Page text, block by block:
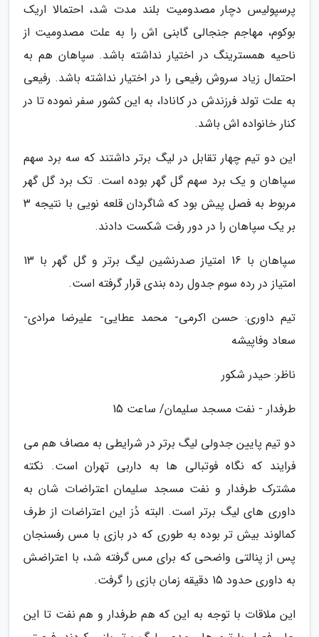
پرسپولیس دچار مصدومیت بلند مدت شد، احتمالا اریک
بوکوم، مهاجم جنجالی گابنی اش را به علت مصدومیت از
ناحیه همسترینگ در اختیار نداشته باشد. سپاهان هم به
احتمال زیاد سروش رفیعی را در اختیار نداشته باشد. رفیعی
به علت تولد فرزندش در کانادا، به این کشور سفر نموده تا در
کنار خانواده اش باشد.
این دو تیم چهار تقابل در لیگ برتر داشتند که سه برد سهم
سپاهان و یک برد سهم گل گهر بوده است. تک برد گل گهر
مربوط به فصل پیش بود که شاگردان قلعه نویی با نتیجه 3
بر یک سپاهان را در دور رفت شکست دادند.
سپاهان با 16 امتیاز صدرنشین لیگ برتر و گل گهر با 13
امتیاز در رده سوم جدول رده بندی قرار گرفته است.
تیم داوری: حسن اکرمی- محمد عطایی- علیرضا مرادی-
سعاد وفاپیشه
ناظر: حیدر شکور
طرفدار - نفت مسجد سلیمان/ ساعت 15
دو تیم پایین جدولی لیگ برتر در شرایطی به مصاف هم می
فرایند که نگاه فوتبالی ها به داربی تهران است. نکته
مشترک طرفدار و نفت مسجد سلیمان اعتراضات شان به
داوری های لیگ برتر است. البته دُز این اعتراضات از طرف
کمالوند بیش تر بوده به طوری که در بازی با مس رفسنجان
پس از پنالتی واضحی که برای مس گرفته شد، با اعتراضش
به داوری حدود 15 دقیقه زمان بازی را گرفت.
این ملاقات با توجه به این که هم طرفدار و هم نفت تا این